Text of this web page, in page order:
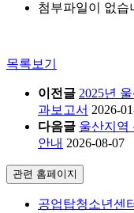
첨부파일이 없습
목록보기
이전글 2025년
과보고서 2026-
다음글 울산지역
안내 2026-08-07
관련 홈페이지
공업탑청소년센